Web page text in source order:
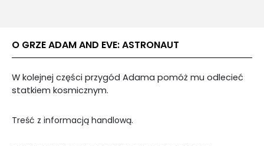
O GRZE ADAM AND EVE: ASTRONAUT
W kolejnej części przygód Adama pomóż mu odlecieć
statkiem kosmicznym.
Treść z informacją handlową.